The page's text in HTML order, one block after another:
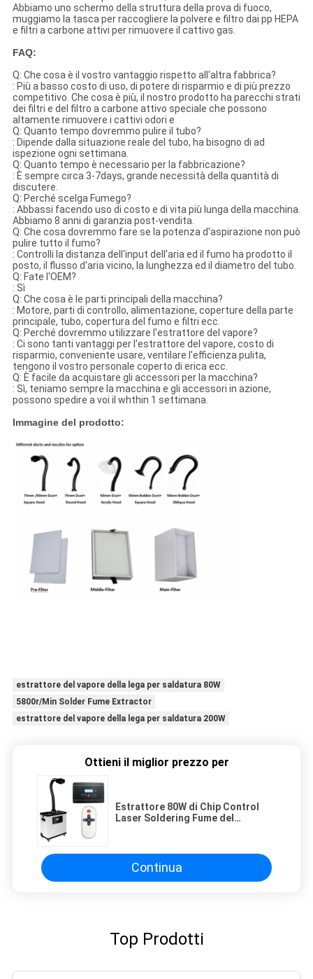
Abbiamo uno schermo della struttura della prova di fuoco,
muggiamo la tasca per raccogliere la polvere e filtro dai pp HEPA
e filtri a carbone attivi per rimuovere il cattivo gas.
FAQ:
Q: Che cosa è il vostro vantaggio rispetto all'altra fabbrica?
: Più a basso costo di uso, di potere di risparmio e di più prezzo
competitivo. Che cosa è più, il nostro prodotto ha parecchi strati
dei filtri e del filtro a carbone attivo speciale che possono
altamente rimuovere i cattivi odori e
Q: Quanto tempo dovremmo pulire il tubo?
: Dipende dalla situazione reale del tubo, ha bisogno di ad
ispezione ogni settimana.
Q: Quanto tempo è necessario per la fabbricazione?
: È sempre circa 3-7days, grande necessità della quantità di
discutere.
Q: Perché scelga Fumego?
: Abbassi facendo uso di costo e di vita più lunga della macchina.
Abbiamo 8 anni di garanzia post-vendita.
Q: Che cosa dovremmo fare se la potenza d'aspirazione non può
pulire tutto il fumo?
: Controlli la distanza dell'input dell'aria ed il fumo ha prodotto il
posto, il flusso d'aria vicino, la lunghezza ed il diametro del tubo.
Q: Fate l'OEM?
: Sì
Q: Che cosa è le parti principali della macchina?
: Motore, parti di controllo, alimentazione, coperture della parte
principale, tubo, copertura del fumo e filtri ecc.
Q: Perché dovremmo utilizzare l'estrattore del vapore?
: Ci sono tanti vantaggi per l'estrattore del vapore, costo di
risparmio, conveniente usare, ventilare l'efficienza pulita,
tengono il vostro personale coperto di erica ecc.
Q: È facile da acquistare gli accessori per la macchina?
: Sì, teniamo sempre la macchina e gli accessori in azione,
possono spedire a voi il whthin 1 settimana.
Immagine del prodotto:
estrattore del vapore della lega per saldatura 80W
5800r/Min Solder Fume Extractor
estrattore del vapore della lega per saldatura 200W
Ottieni il miglior prezzo per
Estrattore 80W di Chip Control
Laser Soldering Fume del
Continua
Top Prodotti